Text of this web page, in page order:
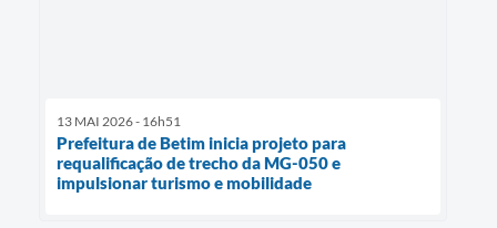
13 MAI 2026 - 16h51
Prefeitura de Betim inicia projeto para
requalificação de trecho da MG-050 e
impulsionar turismo e mobilidade